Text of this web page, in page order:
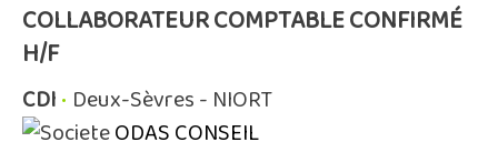
COLLABORATEUR COMPTABLE CONFIRMÉ
H/F
CDI• Deux-Sèvres - NIORT
ODAS CONSEIL